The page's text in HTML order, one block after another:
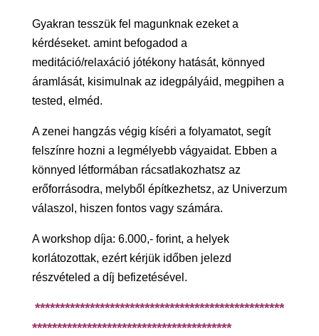
Gyakran tesszük fel magunknak ezeket a
kérdéseket. amint befogadod a
meditáció/relaxáció jótékony hatását, könnyed
áramlását, kisimulnak az idegpályáid, megpihen a
tested, elméd.
A zenei hangzás végig kíséri a folyamatot, segít
felszínre hozni a legmélyebb vágyaidat. Ebben a
könnyed létformában rácsatlakozhatsz az
erőforrásodra, melyből építkezhetsz, az Univerzum
válaszol, hiszen fontos vagy számára.
A workshop díja: 6.000,- forint, a helyek
korlátozottak, ezért kérjük időben jelezd
részvételed a díj befizetésével.
**************************************************
****************************************